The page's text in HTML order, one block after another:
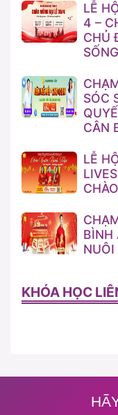
LỄ
4 –
CHỦ
SÓC
CÂN
LỄ
BÌNH
NUÔI
KHÓA HỌC